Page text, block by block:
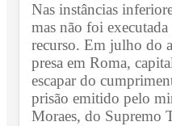
Nas instâncias
mas não foi
recurso. Em julho do
presa em Roma,
escapar do
prisão emitido pelo
Moraes, do Supremo